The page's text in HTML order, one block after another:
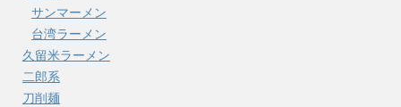
サンマーメン
台湾ラーメン
久留米ラーメン
二郎系
刀削麺